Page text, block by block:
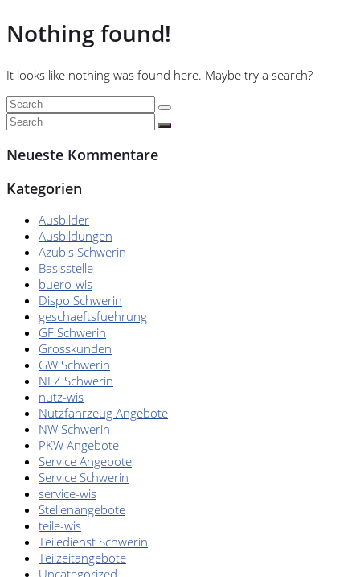
Nothing found!
It looks like nothing was found here. Maybe try a search?
Neueste Kommentare
Kategorien
Ausbilder
Ausbildungen
Azubis Schwerin
Basisstelle
buero-wis
Dispo Schwerin
geschaeftsfuehrung
GF Schwerin
Grosskunden
GW Schwerin
NFZ Schwerin
nutz-wis
Nutzfahrzeug Angebote
NW Schwerin
PKW Angebote
Service Angebote
Service Schwerin
service-wis
Stellenangebote
teile-wis
Teiledienst Schwerin
Teilzeitangebote